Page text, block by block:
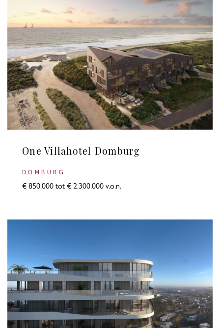
One Villahotel Domburg
DOMBURG
€ 850.000 tot € 2.300.000 v.o.n.